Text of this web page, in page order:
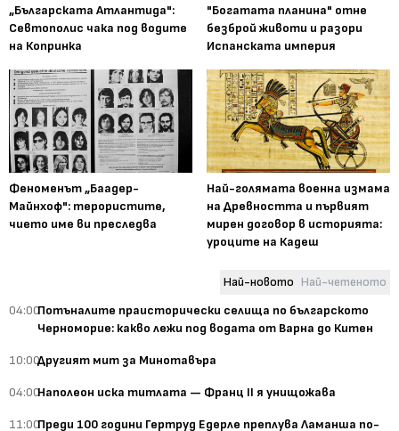
„Българската Атлантида":
Севтополис чака под водите
на Копринка
"Богатата планина" отне
безброй животи и разори
Испанската империя
Феноменът „Баадер-
Майнхоф": терористите,
чието име ви преследва
Най-голямата военна измама
на Древността и първият
мирен договор в историята:
уроците на Кадеш
Най-новото Най-четеното
04:00Потъналите праисторически селища по българското
Черноморие: какво лежи под водата от Варна до Китен
10:00Другият мит за Минотавъра
04:00Наполеон иска титлата — Франц II я унищожава
11:00Преди 100 години Гертруд Едерле преплува Ламанша по-